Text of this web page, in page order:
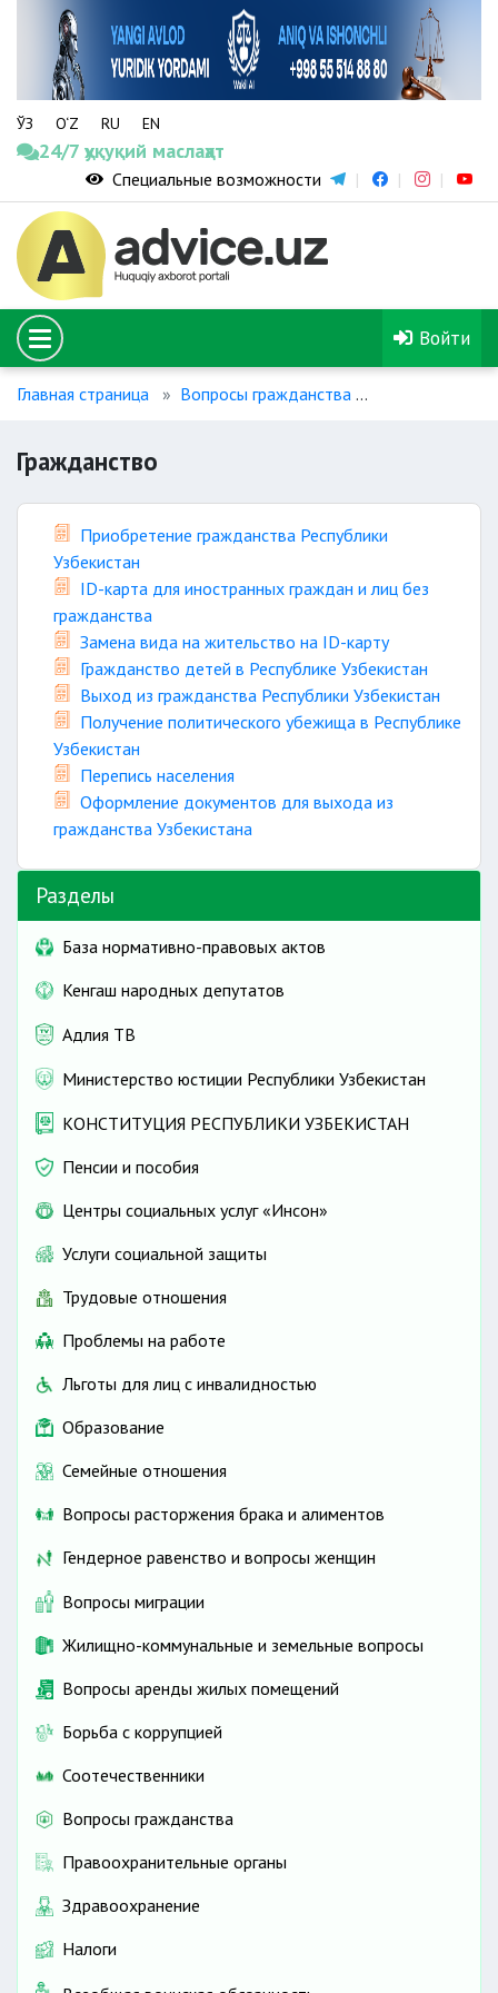
ЎЗ O‘Z RU EN
24/7 ҳуқуқий маслаҳат
Специальные возможности
Войти
Главная страница Вопросы гражданства
Гражданство
Приобретение гражданства Республики
Узбекистан
ID-карта для иностранных граждан и лиц без
гражданства
Замена вида на жительство на ID-карту
Гражданство детей в Республике Узбекистан
Выход из гражданства Республики Узбекистан
Получение политического убежища в Республике
Узбекистан
Перепись населения
Оформление документов для выхода из
гражданства Узбекистана
Разделы
База нормативно-правовых актов
Кенгаш народных депутатов
Адлия ТВ
Министерство юстиции Республики Узбекистан
КОНСТИТУЦИЯ РЕСПУБЛИКИ УЗБЕКИСТАН
Пенсии и пособия
Центры социальных услуг «Инсон»
Услуги социальной защиты
Трудовые отношения
Проблемы на работе
Льготы для лиц с инвалидностью
Образование
Семейные отношения
Вопросы расторжения брака и алиментов
Гендерное равенство и вопросы женщин
Вопросы миграции
Жилищно-коммунальные и земельные вопросы
Вопросы аренды жилых помещений
Борьба с коррупцией
Соотечественники
Вопросы гражданства
Правоохранительные органы
Здравоохранение
Налоги